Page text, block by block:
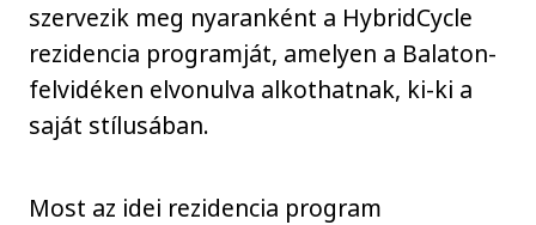
szervezik meg nyaranként a HybridCycle
rezidencia programját, amelyen a Balaton-
felvidéken elvonulva alkothatnak, ki-ki a
saját stílusában.
Most az idei rezidencia program